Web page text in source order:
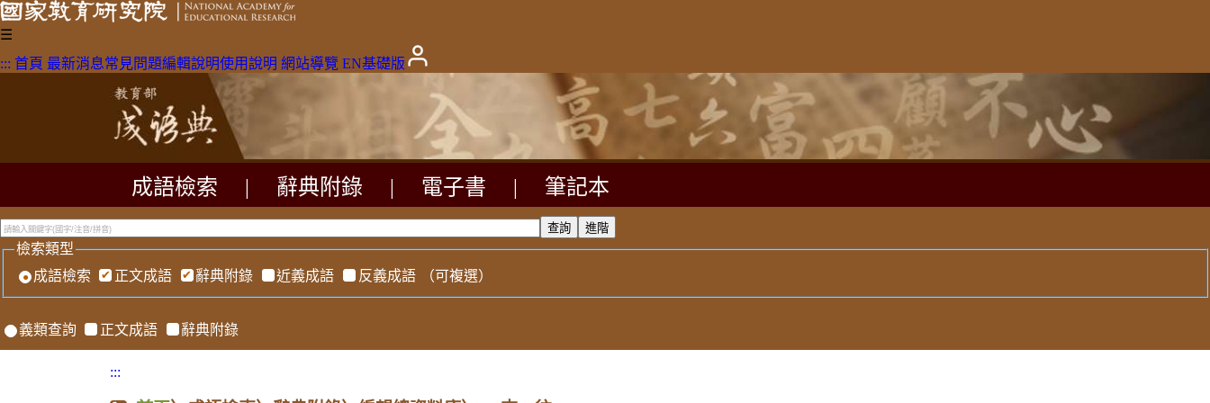
☰
::: 首頁 最新消息常見問題編輯說明使用說明 網站導覽 EN基礎版
成語檢索 辭典附錄 電子書 筆記本
檢索類型
成語檢索
正文成語 辭典附錄 近義成語 反義成語 （可複選）
義類查詢 正文成語 辭典附錄
:::